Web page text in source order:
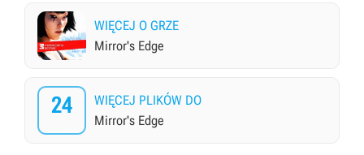
WIĘCEJ O GRZE
Mirror's Edge
24
WIĘCEJ PLIKÓW DO
Mirror's Edge